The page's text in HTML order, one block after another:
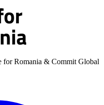
for Romania & Commit Global